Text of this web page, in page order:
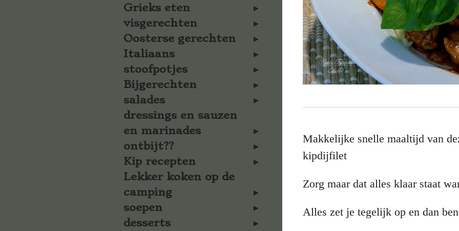
Makkelijke snelle maaltijd van
kipdijfilet
Zorg maar dat alles klaar staat
Alles zet je tegelijk op en dan
Grieks eten
visgerechten
Oosterse gerechten
Italiaans
stoofpotjes
Bijgerechten
salades
dressings en sauzen
en marinades
ontbijt??
Kip recepten
Lekker koken op de
camping
soepen
desserts